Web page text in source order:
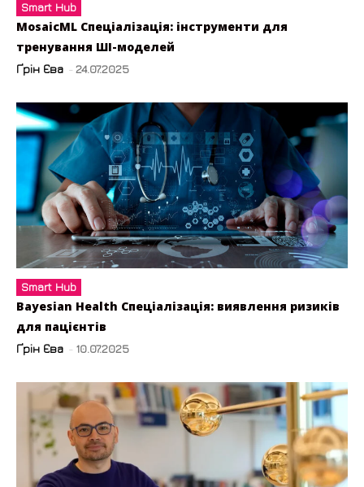
Smart Hub
MosaicML Спеціалізація: інструменти для
тренування ШІ-моделей
Ґрін Єва - 24.07.2025
Smart Hub
Bayesian Health Спеціалізація: виявлення ризиків
для пацієнтів
Ґрін Єва - 10.07.2025